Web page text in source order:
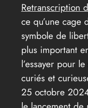
Retranscription
ce qu’une cage
symbole de
plus important
l’essayer pour
curiés et
25 octobre